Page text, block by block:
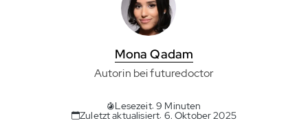
Mona Qadam
Autorin bei futuredoctor
Lesezeit: 9 Minuten
Zuletzt aktualisiert: 6. Oktober 2025